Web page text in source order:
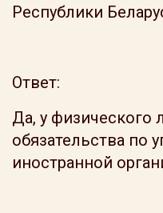
Республики
Ответ:
Да, у физического
обязательства по
иностранной